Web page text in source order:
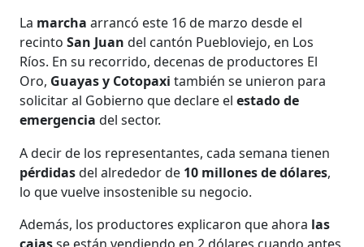
La marcha arrancó este 16 de marzo desde el
recinto San Juan del cantón Puebloviejo, en Los
Ríos. En su recorrido, decenas de productores El
Oro, Guayas y Cotopaxitambién se unieron para
solicitar al Gobierno que declare elestado de
emergenciadel sector.
A decir de los representantes, cada semana tienen
pérdidasdel alrededor de 10 millones de dólares,
lo que vuelve insostenible su negocio.
Además, los productores explicaron que ahora las